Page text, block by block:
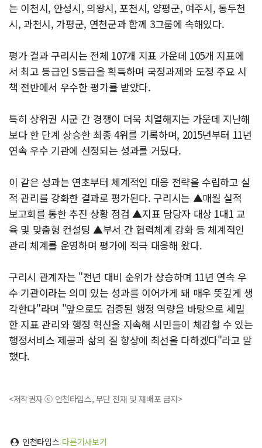
는 이천시, 안성시, 의왕시, 포천시, 양평군, 여주시, 동두천
시, 과천시, 가평군, 연천군과 함께 3그룹에 속해있다.
평가 결과 구리시는 전체 107개 지표 가운데 105개 지표에
서 최고 등급인 S등급을 획득하며 국정과제와 도정 주요 시
책 전반에서 우수한 평가를 받았다.
특히 상위권 시군 간 경쟁이 더욱 치열해지는 가운데 지난해
보다 한 단계 상승한 최종 4위를 기록하며, 2015년부터 11년
연속 우수 기관에 선정되는 성과를 거뒀다.
이 같은 성과는 연초부터 체계적인 대응 전략을 수립하고 실
적 관리를 강화한 결과로 평가된다. 구리시는 ▲매월 실적
보고회를 통한 추진 상황 점검 ▲지표 담당자 대상 1대1 교
육 및 맞춤형 컨설팅 ▲부서 간 협력체계 강화 등 체계적인
관리 체계를 운영하며 평가에 적극 대응해 왔다.
구리시 관계자는 "전년 대비 순위가 상승하며 11년 연속 우
수 기관이라는 의미 있는 성과를 이어가게 돼 매우 뜻깊게 생
각한다"라며 "앞으로도 검증된 행정 역량을 바탕으로 세밀
한 지표 관리와 행정 혁신을 지속해 시민들이 체감할 수 있는
행정서비스 제공과 삶의 질 향상에 최선을 다하겠다"라고 말
했다.
<저작권자 ⓒ 인천타임스, 무단 전재 및 재배포 금지>
인천타임스 다른기사보기